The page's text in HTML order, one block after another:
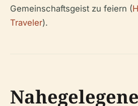
Gemeinschaftsgeist zu feiern (
Traveler).
Nahegelegene